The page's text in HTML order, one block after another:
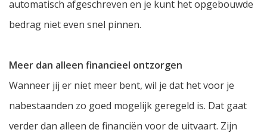
automatisch afgeschreven en je kunt het opgebouwde
bedrag niet even snel pinnen.
Meer dan alleen financieel ontzorgen
Wanneer jij er niet meer bent, wil je dat het voor je
nabestaanden zo goed mogelijk geregeld is. Dat gaat
verder dan alleen de financiën voor de uitvaart. Zijn